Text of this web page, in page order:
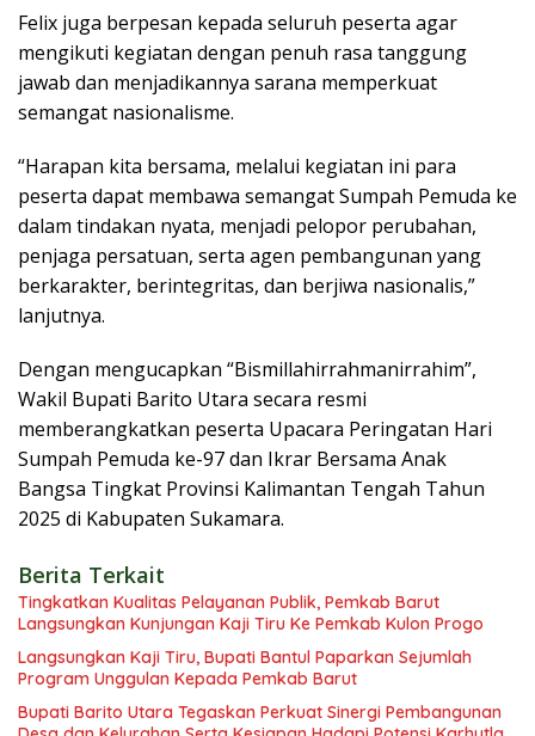
Felix juga berpesan kepada seluruh peserta agar
mengikuti kegiatan dengan penuh rasa tanggung
jawab dan menjadikannya sarana memperkuat
semangat nasionalisme.
“Harapan kita bersama, melalui kegiatan ini para
peserta dapat membawa semangat Sumpah Pemuda ke
dalam tindakan nyata, menjadi pelopor perubahan,
penjaga persatuan, serta agen pembangunan yang
berkarakter, berintegritas, dan berjiwa nasionalis,”
lanjutnya.
Dengan mengucapkan “Bismillahirrahmanirrahim”,
Wakil Bupati Barito Utara secara resmi
memberangkatkan peserta Upacara Peringatan Hari
Sumpah Pemuda ke-97 dan Ikrar Bersama Anak
Bangsa Tingkat Provinsi Kalimantan Tengah Tahun
2025 di Kabupaten Sukamara.
Berita Terkait
Tingkatkan Kualitas Pelayanan Publik, Pemkab Barut
Langsungkan Kunjungan Kaji Tiru Ke Pemkab Kulon Progo
Langsungkan Kaji Tiru, Bupati Bantul Paparkan Sejumlah
Program Unggulan Kepada Pemkab Barut
Bupati Barito Utara Tegaskan Perkuat Sinergi Pembangunan